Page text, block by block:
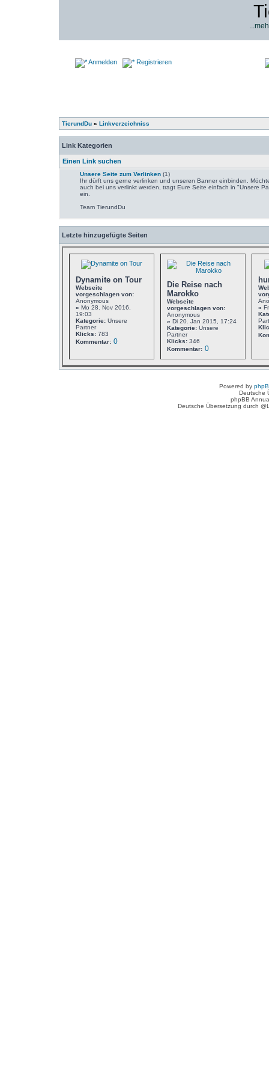
Anmelden Registrieren
TierundDu » Linkverzeichniss
Link Kategorien
Einen Link suchen
Unsere Seite zum Verlinken (1)
Ihr dürft uns gerne verlinken und unseren Banner einbinden.
auch bei uns verlinkt werden, tragt Eure Seite einfach in "Unsere
ein.
Team TierundDu
Letzte hinzugefügte Seiten
Dynamite on Tour
Webseite
vorgeschlagen von:
Anonymous
» Mo 28. Nov 2016,
19:03
Kategorie: Unsere
Partner
Klicks: 783
Kommentar: 0
Die Reise nach
Marokko
Webseite
vorgeschlagen von:
Anonymous
» Di 20. Jan 2015, 17:24
Kategorie: Unsere
Partner
Klicks: 346
Kommentar: 0
»
Powered by
Deutsche
phpBB
Deutsche Übersetzung durch